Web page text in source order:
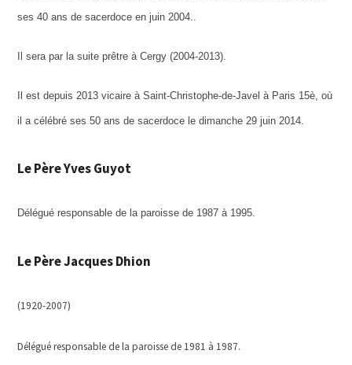
ses 40 ans de sacerdoce en juin 2004..
Il sera par la suite prêtre à Cergy (2004-2013).
Il est depuis 2013 vicaire àSaint-Christophe-de-Javel à Paris 15è, où
il acélébré ses50 ans de sacerdoce ledimanche 29 juin 2014.
Le Père Yves Guyot
Délégué responsable de la paroisse de 1987 à 1995.
Le Père Jacques Dhion
(1920-2007)
Délégué responsable de la paroisse de 1981 à 1987.